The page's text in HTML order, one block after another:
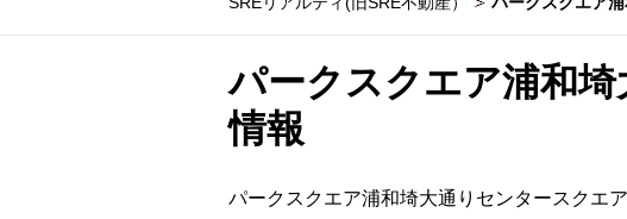
パークスクエア浦和
情報
パークスクエア浦和埼大通りセンタースクエ